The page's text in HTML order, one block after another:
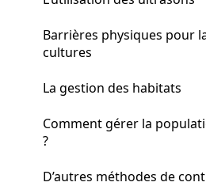
Barrières physiques pour
cultures
La gestion des habitats
Comment gérer la
?
D’autres méthodes de